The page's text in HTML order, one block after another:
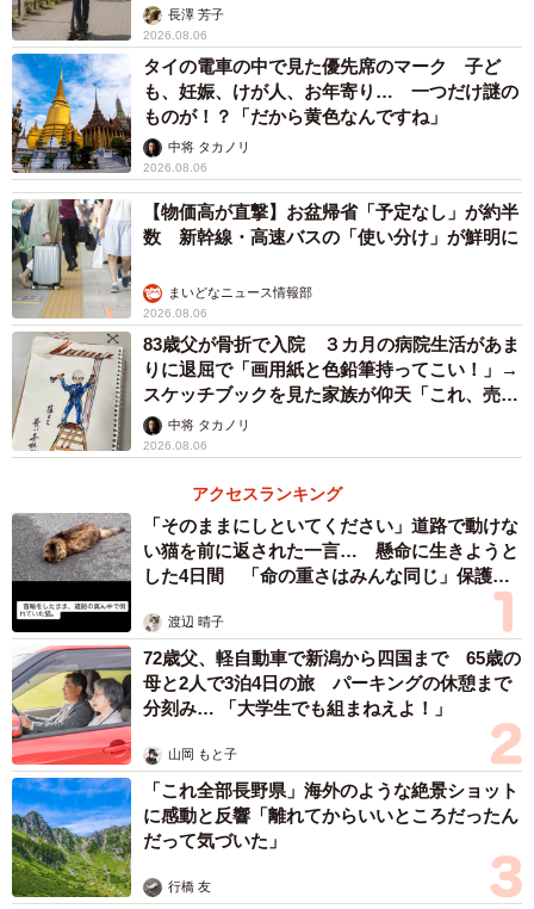
説】長澤 芳子
2026.08.06
タイの電車の中で見た優先席のマーク 子ど
も、妊娠、けが人、お年寄り… 一つだけ謎の
ものが！？「だから黄色なんですね」
中将 タカノリ
2026.08.06
【物価高が直撃】お盆帰省「予定なし」が約半
数 新幹線・高速バスの「使い分け」が鮮明に
まいどなニュース情報部
2026.08.06
83歳父が骨折で入院 ３カ月の病院生活があま
りに退屈で「画用紙と色鉛筆持ってこい！」→
スケッチブックを見た家族が仰天「これ、売れ
ますよ…」
中将 タカノリ
2026.08.06
アクセスランキング
「そのままにしといてください」道路で動けな
い猫を前に返された一言… 懸命に生きようと
した4日間 「命の重さはみんな同じ」保護団
渡辺 晴子
72歳父、軽自動車で新潟から四国まで 65歳の
母と2人で3泊4日の旅 パーキングの休憩まで
分刻み… 「大学生でも組まねえよ！」
山岡 もと子
「これ全部長野県」海外のような絶景ショット
に感動と反響「離れてからいいところだったん
だって気づいた」
行橋 友